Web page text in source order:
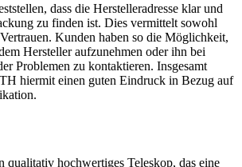
dass die Herstelleradresse klar und
zu finden ist. Dies vermittelt sowohl
Kunden haben so die Möglichkeit,
Hersteller aufzunehmen oder ihn bei
Problemen zu kontaktieren. Insgesamt
hiermit einen guten Eindruck in Bezug auf
qualitativ hochwertiges Teleskop, das eine